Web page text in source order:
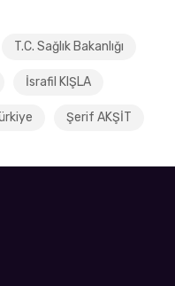
T.C. Sağlık Bakanlığı
İsrafil KIŞLA
Şerif AKŞİT